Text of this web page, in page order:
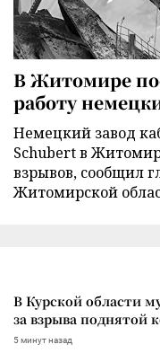
В Житомире
работу
Немецкий завод
Schubert в
взрывов, сообщил
Житомирской
В Курской области
за взрыва поднятой
5 минут назад